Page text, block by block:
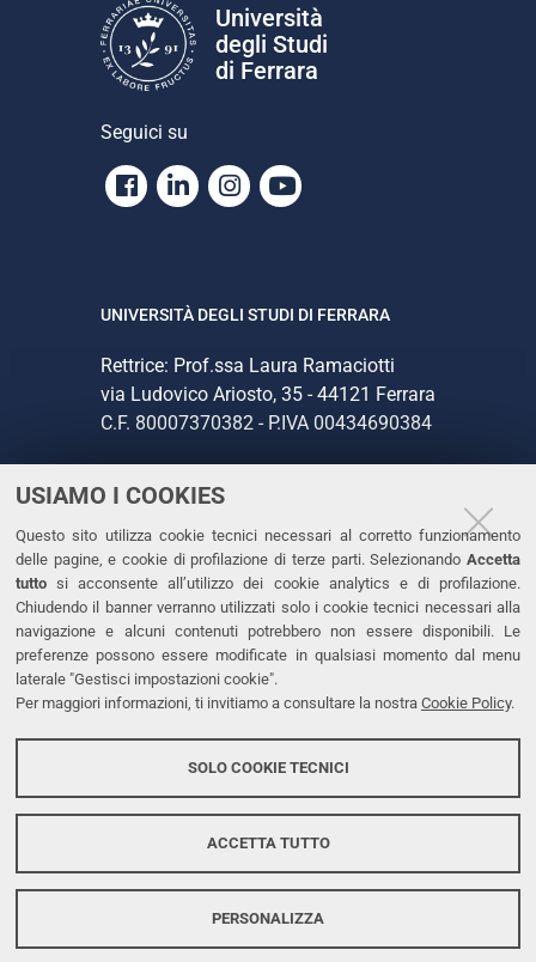
USIAMO I COOKIES
Questo sito utilizza cookie tecnici necessari al corretto funzionamento
delle pagine, e cookie di profilazione di terze parti. Selezionando Accetta
tutto si acconsente all’utilizzo dei cookie analytics e di profilazione.
Chiudendo il banner verranno utilizzati solo i cookie tecnici necessari alla
navigazione e alcuni contenuti potrebbero non essere disponibili. Le
preferenze possono essere modificate in qualsiasi momento dal menu
laterale "Gestisci impostazioni cookie".
Per maggiori informazioni, ti invitiamo a consultare la nostra Cookie Policy.
SOLO COOKIE TECNICI
ACCETTA TUTTO
PERSONALIZZA
Università
degli Studi
di Ferrara
Seguici su
Facebook
LinkedinInstagram
Youtube
UNIVERSITÀ DEGLI STUDI DI FERRARA
Rettrice: Prof.ssa Laura Ramaciotti
via Ludovico Ariosto, 35 - 44121 Ferrara
C.F. 80007370382 - P.IVA 00434690384
CONTATTI
Tel. +39 0532 293111
Fax. +39 0532 293031
PEC
LINKS
Dichiarazione di accessibilità
Protezione dati personali